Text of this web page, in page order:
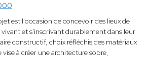
est l'occasion de concevoir des lieux de
et s'inscrivant durablement dans leur
constructif, choix réfléchis des matériaux
à créer une architecture sobre,